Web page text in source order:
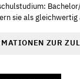
sie als
ZUR